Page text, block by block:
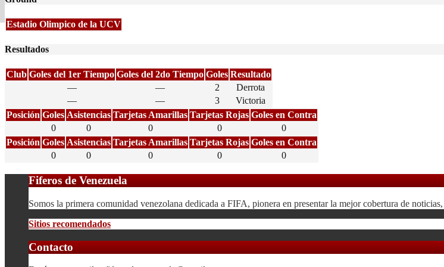
Estadio Olimpico de la UCV
Resultados
Club Goles del 1er Tiempo Goles del 2do Tiempo Goles Resultado
—
— 2
Derrota
—
— 3
Victoria
Posición Goles Asistencias Tarjetas Amarillas Tarjetas Rojas Goles en Contra
0
0 0 0
0
Posición Goles Asistencias Tarjetas Amarillas Tarjetas Rojas Goles en Contra
0
0 0 0 0
Fiferos de Venezuela
Somos la primera comunidad venezolana dedicada a FIFA, pionera en presentar la mejor cobertura de
Sitios recomendados
Contacto